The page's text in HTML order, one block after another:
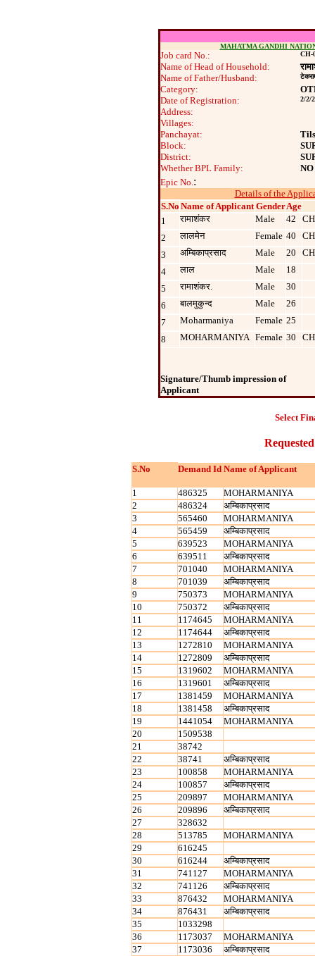
MAHATMA GANDHI
Job card No.: CH-
Name of Head of Household:
Name of Father/Husband:
Category:
Date of Registration:
2/2/
Address:
Villages:
Panchayat:
Block:
District:
Whether BPL Family:
NO
Epic No.:
Details of the
S.No Name of Applicant GenderAge
1
रामाशंकर Male 42
2
लालमेन Female 40
3
अम्बिकाप्रसाद Male 20
4
लाल Male
18
5
रामाशंकर. Male
30
6
बालमुकुन्द Male
26
7
Moharmaniya Female 25
8
MOHARMANIYA Female 30
Signature/Thumb impression of
Applicant
Select
S.No Demand Id Name of Applicant
1 486325
MOHARMANIYA
2
486324
अम्बिकाप्रसाद
3
565460
MOHARMANIYA
4
565459
अम्बिकाप्रसाद
5
639523
MOHARMANIYA
6
639511
अम्बिकाप्रसाद
7
701040
MOHARMANIYA
8
701039
अम्बिकाप्रसाद
9
750373
MOHARMANIYA
10
750372
अम्बिकाप्रसाद
11
1174645
MOHARMANIYA
12
1174644
अम्बिकाप्रसाद
13
1272810
MOHARMANIYA
14
1272809
अम्बिकाप्रसाद
15
1319602
MOHARMANIYA
16
1319601
अम्बिकाप्रसाद
17
1381459
MOHARMANIYA
18
1381458
अम्बिकाप्रसाद
19
1441054
MOHARMANIYA
20
1509538
21
38742
22
38741
अम्बिकाप्रसाद
23
100858
MOHARMANIYA
24
100857
अम्बिकाप्रसाद
25
209897
MOHARMANIYA
26
209896
अम्बिकाप्रसाद
27
328632
28
513785
MOHARMANIYA
29
616245
30
616244
अम्बिकाप्रसाद
31
741127
MOHARMANIYA
32
741126
अम्बिकाप्रसाद
33
876432
MOHARMANIYA
34
876431
अम्बिकाप्रसाद
35
1033298
36
1173037
MOHARMANIYA
37
1173036
अम्बिकाप्रसाद